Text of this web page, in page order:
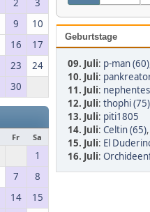
2
3
9
10
16
17
23
24
30
Fr Sa
1
7
8
14 15
Geburtstage
09. Juli: p-man (60)
10. Juli:
11. Juli:
12. Juli: thophi (75)
13. Juli: piti1805
14. Juli: Celtin (65),
15. Juli: El
16. Juli: